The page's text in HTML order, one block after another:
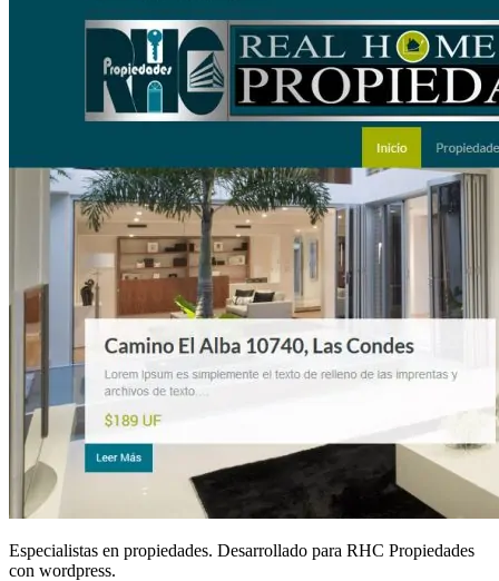
Especialistas en propiedades. Desarrollado para RHC Propiedades
con wordpress.